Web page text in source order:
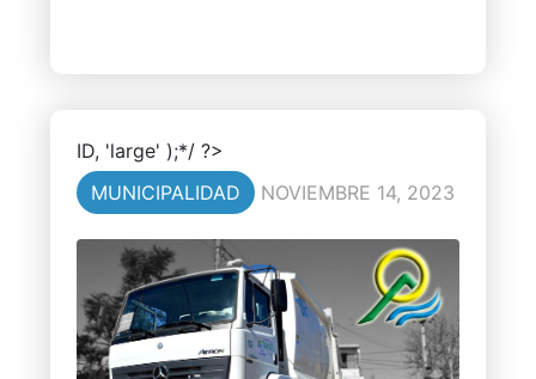
ID, 'large' );*/ ?>
MUNICIPALIDAD
NOVIEMBRE 14, 2023